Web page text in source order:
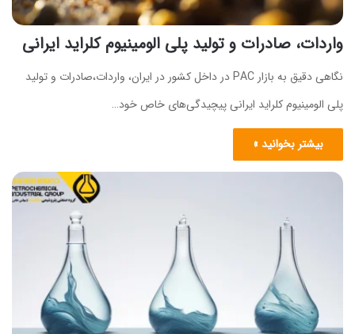
واردات، صادرات و تولید پلی الومینیوم کلراید ایرانی
نگاهی دقیق به بازار PAC در داخل کشور در ایران، واردات،صادرات و تولید
پلی الومینیوم کلراید ایرانی پیچیدگی‌های خاص خود…
بیشتر بخوانید »